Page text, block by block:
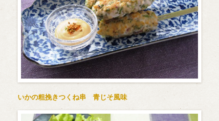
いかの粗挽きつくね串 青じそ風味